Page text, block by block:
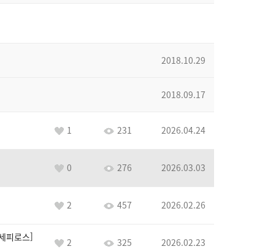
2018.10.29
2018.09.17
1 231 2026.04.24
0 276 2026.03.03
2 457 2026.02.26
피로스
2 325 2026.02.23